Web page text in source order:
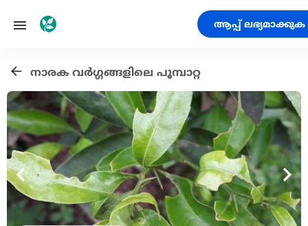
ആപ്പ് ലഭ്യമാക്കുക
നാരക വര്‍ഗ്ഗങ്ങളിലെ പൂമ്പാറ്റ